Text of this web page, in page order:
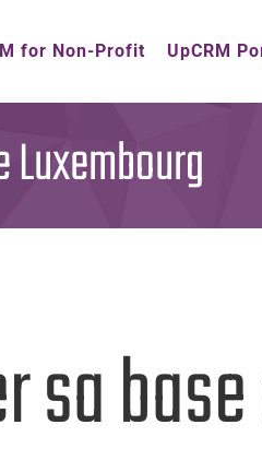
for Non-Profit UpCRM
sa